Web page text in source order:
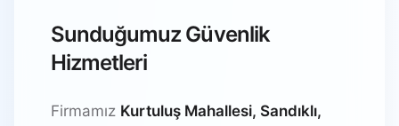
Sunduğumuz Güvenlik
Hizmetleri
Firmamız Kurtuluş Mahallesi, Sandıklı,